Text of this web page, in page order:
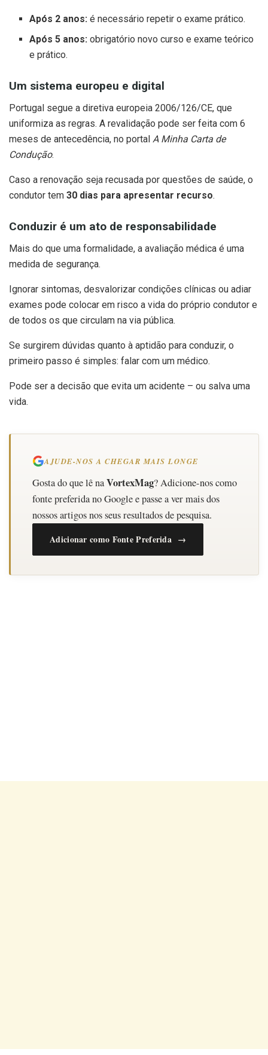
Após 2 anos: é necessário repetir o exame prático.
Após 5 anos: obrigatório novo curso e exame teórico
e prático.
Um sistema europeu e digital
Portugal segue a diretiva europeia 2006/126/CE, que
uniformiza as regras. A revalidação pode ser feita com 6
meses de antecedência, no portal A Minha Carta de
Condução.
Caso a renovação seja recusada por questões de saúde, o
condutor tem 30 dias para apresentar recurso.
Conduzir é um ato de responsabilidade
Mais do que uma formalidade, a avaliação médica é uma
medida de segurança.
Ignorar sintomas, desvalorizar condições clínicas ou adiar
exames pode colocar em risco a vida do próprio condutor e
de todos os que circulam na via pública.
Se surgirem dúvidas quanto à aptidão para conduzir, o
primeiro passo é simples: falar com um médico.
Pode ser a decisão que evita um acidente – ou salva uma
vida.
AJUDE-NOS A CHEGAR MAIS LONGE
Gosta do que lê naVortexMag? Adicione-nos como
fonte preferida no Google e passe a ver mais dos
nossos artigos nos seus resultados de pesquisa.
Adicionar como Fonte Preferida →